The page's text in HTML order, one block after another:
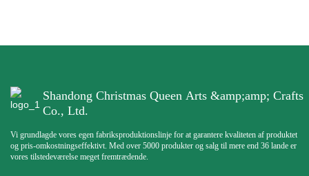
Shandong Christmas Queen Arts &amp;amp; Crafts
Co., Ltd.
Vi grundlagde vores egen fabriksproduktionslinje for at garantere kvaliteten af ​​produktet
og pris-omkostningseffektivt. Med over 5000 produkter og salg til mere end 36 lande er
vores tilstedeværelse meget fremtrædende.